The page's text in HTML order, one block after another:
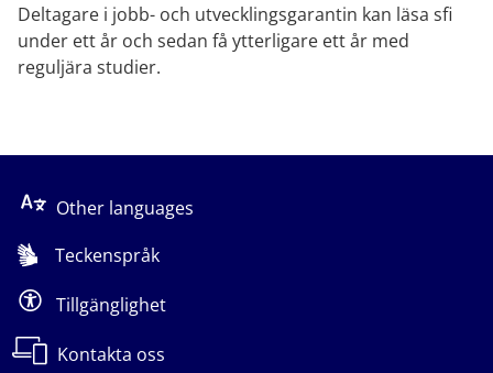
Deltagare i jobb- och utvecklingsgarantin kan läsa sfi
under ett år och sedan få ytterligare ett år med
reguljära studier.
Other languages
Teckenspråk
Tillgänglighet
Kontakta oss